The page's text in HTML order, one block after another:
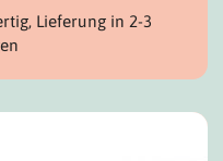
Lieferung in 2-3